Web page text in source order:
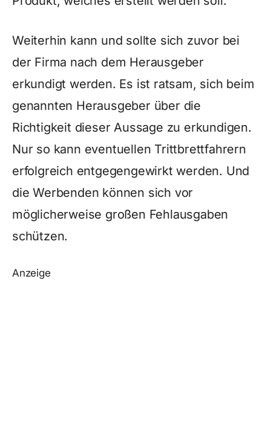
Weiterhin kann und sollte sich zuvor bei
der Firma nach dem Herausgeber
erkundigt werden. Es ist ratsam, sich beim
genannten Herausgeber über die
Richtigkeit dieser Aussage zu erkundigen.
Nur so kann eventuellen Trittbrettfahrern
erfolgreich entgegengewirkt werden. Und
die Werbenden können sich vor
möglicherweise großen Fehlausgaben
schützen.
Anzeige